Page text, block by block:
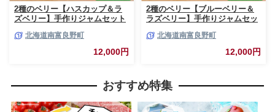
2種のベリー【ハスカップ＆ラ
ズベリー】手作りジャムセット
ム ベリー ハスカップ ラズベリ
ー ソース カシス てんさい糖 無
農薬 ポリフェノール 鉄分 ビタ
北海道南富良野町
12,000円
2種のベリー【ブルーベリー＆
ラズベリー】手作りジャムセッ
ャム ベリー ブルーベリー ラズ
ベリー ソース カシス 果実 てん
北海道南富良野町
12,000円
おすすめ特集